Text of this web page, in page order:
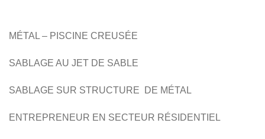
SABLAGE AU JET RAVALEMENT
MÉTAL – PISCINE CREUSÉE
SABLAGE AU JET DE SABLE
SABLAGE SUR STRUCTURE DE MÉTAL
ENTREPRENEUR EN SECTEUR RÉSIDENTIEL